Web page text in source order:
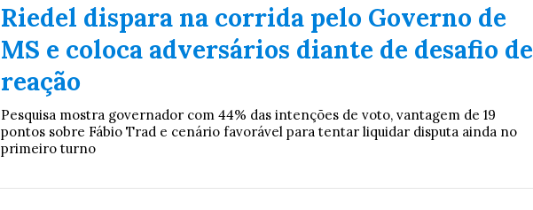
Riedel dispara na corrida pelo Governo de
MS e coloca adversários diante de desafio de
reação
Pesquisa mostra governador com 44% das intenções de voto, vantagem de 19
pontos sobre Fábio Trad e cenário favorável para tentar liquidar disputa ainda no
primeiro turno